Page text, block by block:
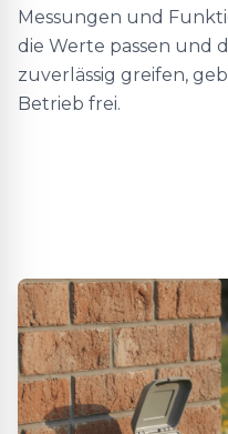
Messungen und
die Werte passen und
zuverlässig greifen,
Betrieb frei.